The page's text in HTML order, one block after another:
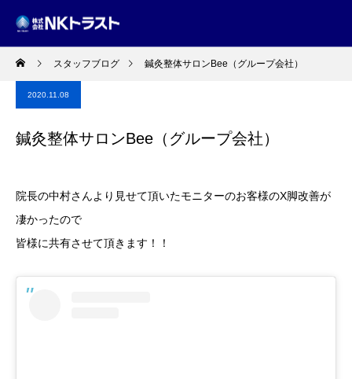
スタッフブログ 鍼灸整体サロンBee（グループ会社）
2020.11.08
鍼灸整体サロンBee（グループ会社）
院長の中村さんより見せて頂いたモニターのお客様のX脚改善が
凄かったので
皆様に共有させて頂きます！！